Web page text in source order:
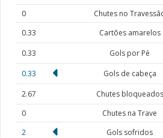
0
Chutes no
0.33
Cartões amarelos
0.33
Gols por Pé
0.33
Gols de cabeça
2.67
Chutes bloqueados
0
Chutes na Trave
2
Gols sofridos